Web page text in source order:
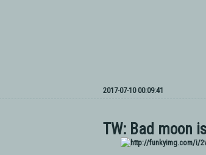
2017-07-10 00:09:41
TW: Bad moon